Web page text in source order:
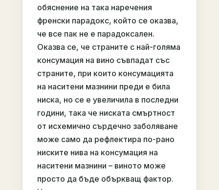
обяснение на така наречения
френски парадокс, който се оказва,
че все пак не е парадоксален.
Оказва се, че страните с най-голяма
консумация на вино съвпадат със
страните, при които консумацията
на наситени мазнини преди е била
ниска, но се е увеличила в последни
години, така че ниската смъртност
от исхемично сърдечно заболяване
може само да рефлектира по-рано
ниските нива на консумация на
наситени мазнини – виното може
просто да бъде объркващ фактор.